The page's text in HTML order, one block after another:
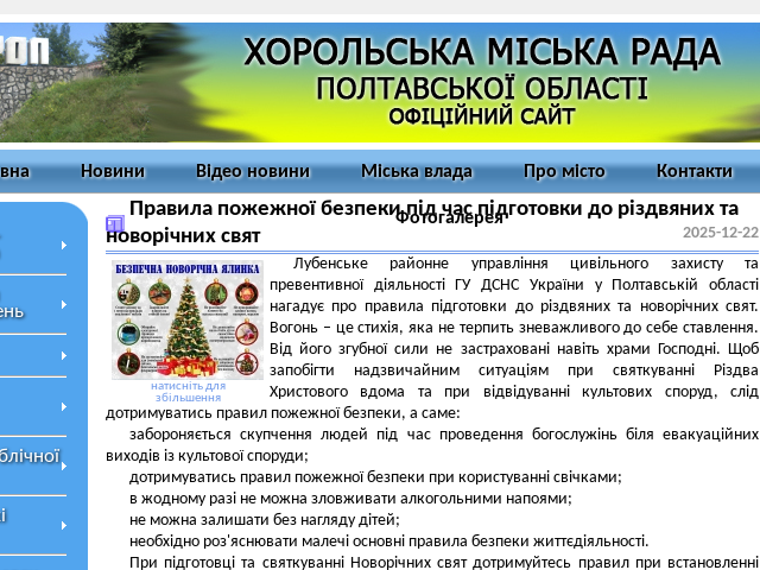
Новини Відео новини Міська влада Про місто Контакти
Фотогалерея
Правила пожежної безпеки під час підготовки до різдвяних та
новорічних свят
2025-12-22
натисніть для
збільшення
Лубенське районне управління цивільного захисту та
превентивної діяльності ГУ ДСНС України у Полтавській області
нагадує про правила підготовки до різдвяних та новорічних свят.
Вогонь – це стихія, яка не терпить зневажливого до себе ставлення.
Від його згубної сили не застраховані навіть храми Господні. Щоб
запобігти надзвичайним ситуаціям при святкуванні Різдва
Христового вдома та при відвідуванні культових споруд, слід
дотримуватись правил пожежної безпеки, а саме:
забороняється скупчення людей під час проведення богослужінь біля евакуаційних
виходів із культової споруди;
дотримуватись правил пожежної безпеки при користуванні свічками;
в жодному разі не можна зловживати алкогольними напоями;
не можна залишати без нагляду дітей;
необхідно роз'яснювати малечі основні правила безпеки життєдіяльності.
При підготовці та святкуванні Новорічних свят дотримуйтесь правил при встановленні